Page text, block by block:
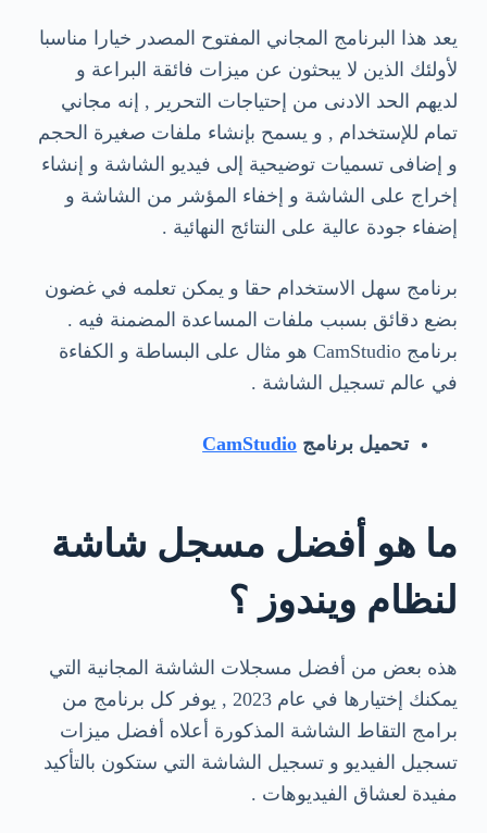
يعد هذا البرنامج المجاني المفتوح المصدر خيارا مناسبا
لأولئك الذين لا يبحثون عن ميزات فائقة البراعة و
لديهم الحد الادنى من إحتياجات التحرير , إنه مجاني
تمام للإستخدام , و يسمح بإنشاء ملفات صغيرة الحجم
و إضافى تسميات توضيحية إلى فيديو الشاشة و إنشاء
إخراج على الشاشة و إخفاء المؤشر من الشاشة و
إضفاء جودة عالية على النتائج النهائية .
برنامج سهل الاستخدام حقا و يمكن تعلمه في غضون
بضع دقائق بسبب ملفات المساعدة المضمنة فيه .
برنامج CamStudio هو مثال على البساطة و الكفاءة
في عالم تسجيل الشاشة .
تحميل برنامج CamStudio
ما هو أفضل مسجل شاشة
لنظام ويندوز ؟
هذه بعض من أفضل مسجلات الشاشة المجانية التي
يمكنك إختيارها في عام 2023 , يوفر كل برنامج من
برامج التقاط الشاشة المذكورة أعلاه أفضل ميزات
تسجيل الفيديو و تسجيل الشاشة التي ستكون بالتأكيد
مفيدة لعشاق الفيديوهات .